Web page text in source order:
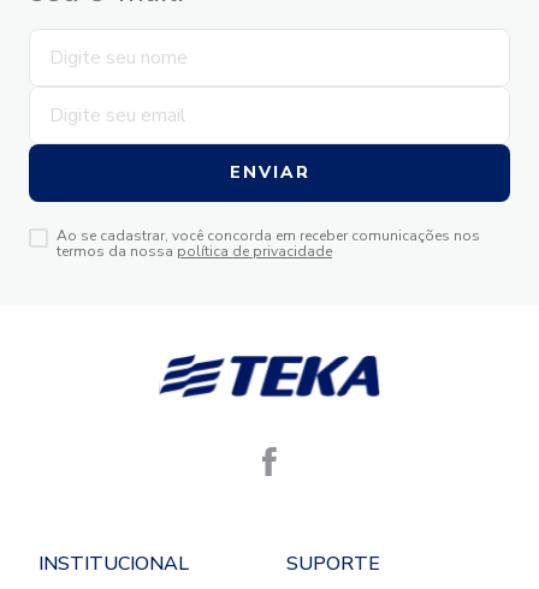
ENVIAR
Ao se cadastrar, você concorda em receber comunicações nos
termos da nossa política de privacidade
INSTITUCIONAL SUPORTE